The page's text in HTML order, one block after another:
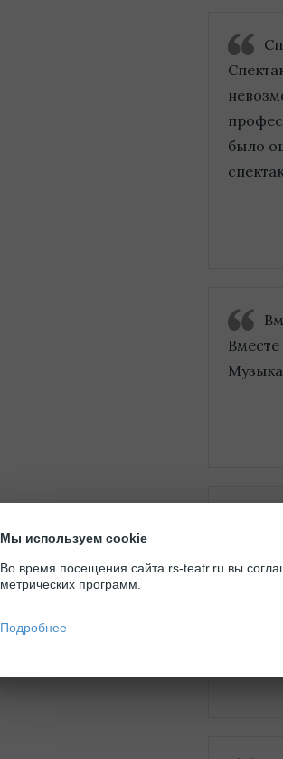
было
детей
Мы используем cookie
Во время посещения сайта rs-teatr.ru вы
метрических программ.
Подробнее